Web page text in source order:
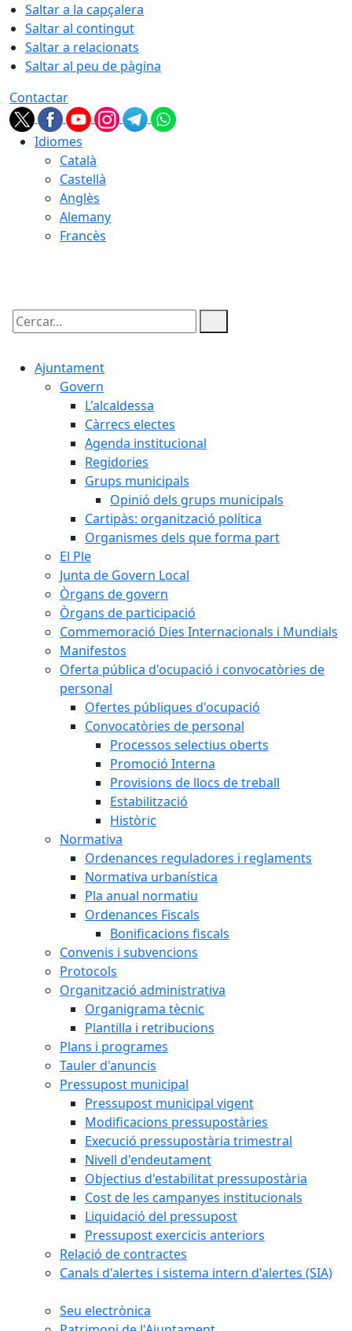
Saltar a la capçalera
Saltar al contingut
Saltar a relacionats
Saltar al peu de pàgina
Contactar
Idiomes
Català
Castellà
Anglès
Alemany
Francès
Cercar:
Ajuntament
Govern
L'alcaldessa
Càrrecs electes
Agenda institucional
Regidories
Grups municipals
Opinió dels grups municipals
Cartipàs: organització política
Organismes dels que forma part
El Ple
Junta de Govern Local
Òrgans de govern
Òrgans de participació
Commemoració Dies Internacionals i Mundials
Manifestos
Oferta pública d'ocupació i convocatòries de
personal
Ofertes públiques d'ocupació
Convocatòries de personal
Processos selectius oberts
Promoció Interna
Provisions de llocs de treball
Estabilització
Històric
Normativa
Ordenances reguladores i reglaments
Normativa urbanística
Pla anual normatiu
Ordenances Fiscals
Bonificacions fiscals
Convenis i subvencions
Protocols
Organització administrativa
Organigrama tècnic
Plantilla i retribucions
Plans i programes
Tauler d'anuncis
Pressupost municipal
Pressupost municipal vigent
Modificacions pressupostàries
Execució pressupostària trimestral
Nivell d'endeutament
Objectius d'estabilitat pressupostària
Cost de les campanyes institucionals
Liquidació del pressupost
Pressupost exercicis anteriors
Relació de contractes
Canals d'alertes i sistema intern d'alertes (SIA)
Seu electrònica